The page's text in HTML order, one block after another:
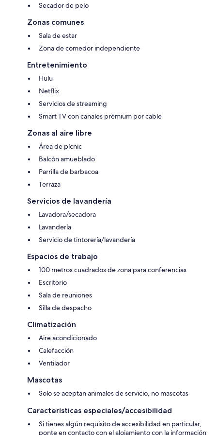
Secador de pelo
Zonas comunes
Sala de estar
Zona de comedor independiente
Entretenimiento
Hulu
Netflix
Servicios de streaming
Smart TV con canales prémium por cable
Zonas al aire libre
Área de pícnic
Balcón amueblado
Parrilla de barbacoa
Terraza
Servicios de lavandería
Lavadora/secadora
Lavandería
Servicio de tintorería/lavandería
Espacios de trabajo
100 metros cuadrados de zona para conferencias
Escritorio
Sala de reuniones
Silla de despacho
Climatización
Aire acondicionado
Calefacción
Ventilador
Mascotas
Solo se aceptan animales de servicio, no mascotas
Características especiales/accesibilidad
Si tienes algún requisito de accesibilidad en particular,
ponte en contacto con el alojamiento con la información